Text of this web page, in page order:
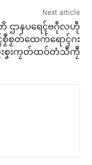
Next article
ဌာနပရေၚ်ဗဂဵုလဟဵု
စၟဳစၟတ်ထေက်ရောၚ်ဂး
စၞးကၠတ်ထဝ်တံသဳကၠဳ